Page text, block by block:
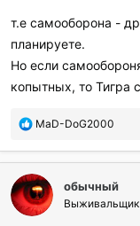
т.е самооборона -
планируете.
Но если
копытных, то Тигра
П
б
л
а
г
о
MaD-DoG2000
обычный
Выживальщик